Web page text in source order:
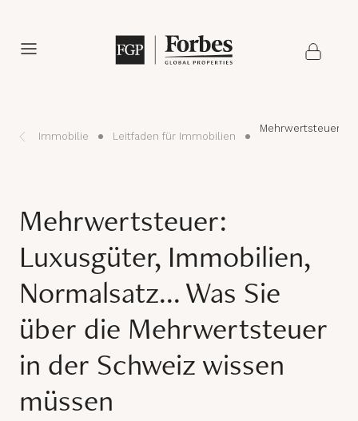
Immobilie Leitfaden für Immobilien
Mehrwertsteuer:
Mehrwertsteuer:
Luxusgüter, Immobilien,
Normalsatz... Was Sie
über die Mehrwertsteuer
in der Schweiz wissen
müssen